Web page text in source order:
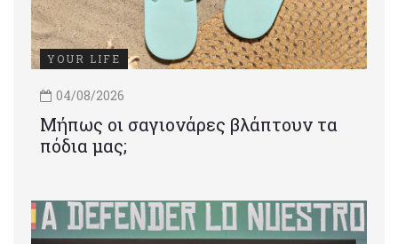
YOUR LIFE
04/08/2026
Μήπως οι σαγιονάρες βλάπτουν τα
πόδια μας;